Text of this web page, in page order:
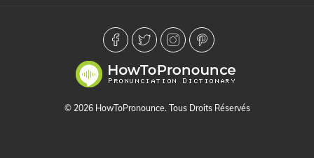
© 2026 HowToPronounce. Tous Droits Réservés